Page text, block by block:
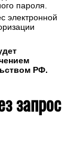
пароля.
электронной
РФ.
запрос